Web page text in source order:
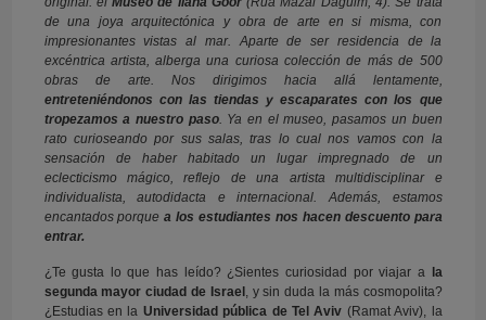
de una joya arquitectónica y obra de arte en si misma, con
impresionantes vistas al mar. Aparte de ser residencia de la
excéntrica artista, alberga una curiosa colección de más de 500
obras de arte. Nos dirigimos hacia allá lentamente,
entreteniéndonos con las tiendas y escaparates con los que
tropezamos a nuestro paso. Ya en el museo, pasamos un buen
rato curioseando por sus salas, tras lo cual nos vamos con la
sensación de haber habitado un lugar impregnado de un
eclecticismo mágico, reflejo de una artista multidisciplinar e
individualista, autodidacta e internacional. Además, estamos
encantados porquea los estudiantes nos hacen descuento para
entrar.
¿Te gusta lo que has leído? ¿Sientes curiosidad por viajar a
la
segunda mayor ciudad de Israel , y sin duda la más cosmopolita?
¿Estudias en la Universidad pública de Tel Aviv (Ramat Aviv), la